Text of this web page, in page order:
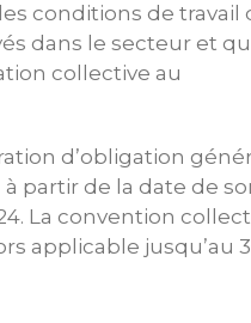
conditions de travail
dans le secteur et
collective au
d’obligation
partir de la date de
La convention
applicable jusqu’au